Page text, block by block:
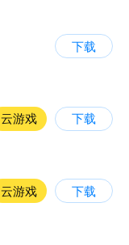
下载
云游戏 下载
云游戏 下载